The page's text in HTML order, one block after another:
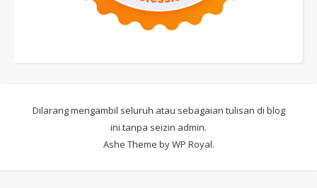
Dilarang mengambil seluruh atau sebagaian tulisan di blog
ini tanpa seizin admin.
Ashe Theme byWP Royal.